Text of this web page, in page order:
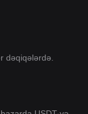
dəqiqələrdə.